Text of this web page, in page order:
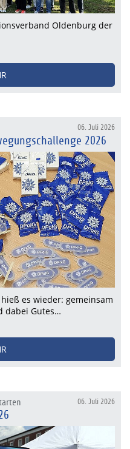
Oldenburg der
06. Juli 2026
2026
es wieder: gemeinsam
dabei Gutes…
06. Juli 2026